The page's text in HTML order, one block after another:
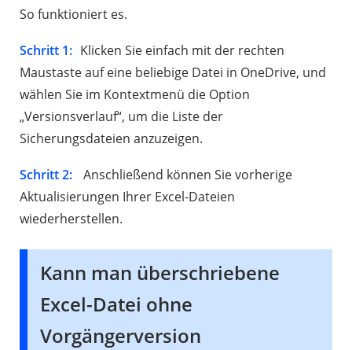
So funktioniert es.
Schritt 1: Klicken Sie einfach mit der rechten
Maustaste auf eine beliebige Datei in OneDrive, und
wählen Sie im Kontextmenü die Option
„Versionsverlauf“, um die Liste der
Sicherungsdateien anzuzeigen.
Schritt 2:
Anschließend können Sie vorherige
Aktualisierungen Ihrer Excel-Dateien
wiederherstellen.
Kann man überschriebene
Excel-Datei ohne
Vorgängerversion